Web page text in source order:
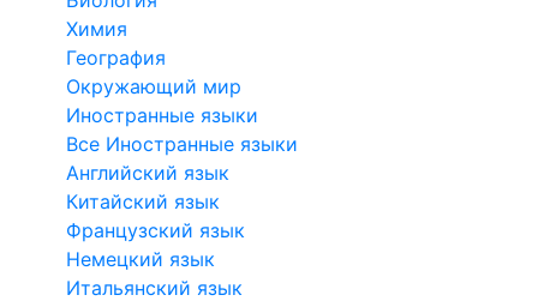
Химия
География
Окружающий мир
Иностранные языки
Все Иностранные языки
Английский язык
Китайский язык
Французский язык
Немецкий язык
Итальянский язык